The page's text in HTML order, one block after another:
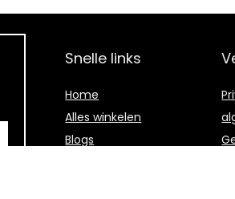
Snelle links
Home
Alles winkelen
Blogs